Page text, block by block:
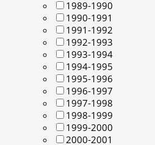
1989-1990
1990-1991
1991-1992
1992-1993
1993-1994
1994-1995
1995-1996
1996-1997
1997-1998
1998-1999
1999-2000
2000-2001